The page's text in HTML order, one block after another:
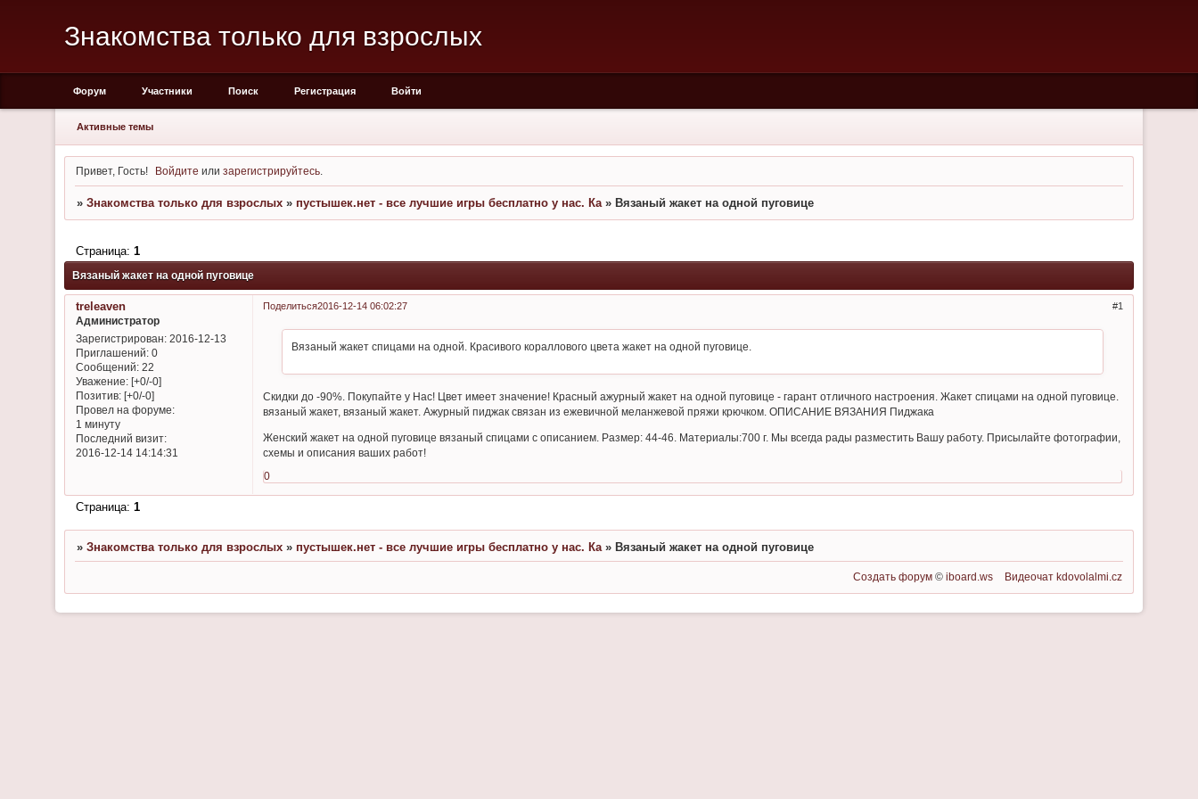
Знакомства только для взрослых
Форум Участники Поиск Регистрация Войти
Активные темы
Привет, Гость! Войдите илизарегистрируйтесь
» Знакомства только для взрослых » пустышек.нет - все лучшие игры бесплатно у нас. Ка » Вязаный жакет на одной пуговице
Вязаный жакет на одной пуговице
Страница: 1
Поделиться 1
2016-12-14 06:02:27
treleaven
Администратор
Зарегистрирован: 2016-12-13
Приглашений:0
Сообщений:22
Уважение: [+0/-0]
Позитив: [+0/-0]
Провел на форуме:
1 минуту
Последний визит:
2016-12-14 14:14:31
Вязаный жакет спицами на одной. Красивого кораллового цвета жакет на одной пуговице.
Скидки до -90%. Покупайте у Нас! Цвет имеет значение! Красный ажурный жакет на одной пуговице - гарант отличного настроения. Жакет спицами на одной пуговице.
вязаный жакет, вязаный жакет. Ажурный пиджак связан из ежевичной меланжевой пряжи крючком. ОПИСАНИЕ ВЯЗАНИЯ Пиджака
Женский жакет на одной пуговице вязаный спицами с описанием. Размер: 44-46. Материалы:700 г. Мы всегда рады разместить Вашу работу. Присылайте фотографии,
схемы и описания ваших работ!
0
Страница: 1
» Знакомства только для взрослых » пустышек.нет - все лучшие игры бесплатно у нас. Ка » Вязаный жакет на одной пуговице
Создать форум ©iboard.ws Видеочат kdovolalmi.cz